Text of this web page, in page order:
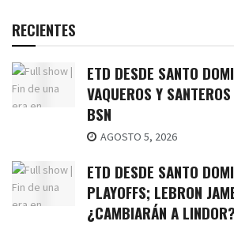
RECIENTES
ETD DESDE SANTO
VAQUEROS Y
BSN
AGOSTO 5, 2026
ETD DESDE SANTO
PLAYOFFS; LEBRON
¿CAMBIARÁN A LINDOR?